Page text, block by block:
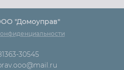
"Домоуправ"
30545